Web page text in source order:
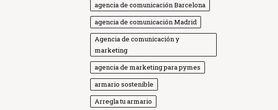
agencia de comunicación Barcelona
agencia de comunicación Madrid
Agencia de comunicación y
marketing
agencia de marketing para pymes
armario sostenible
Arregla tu armario